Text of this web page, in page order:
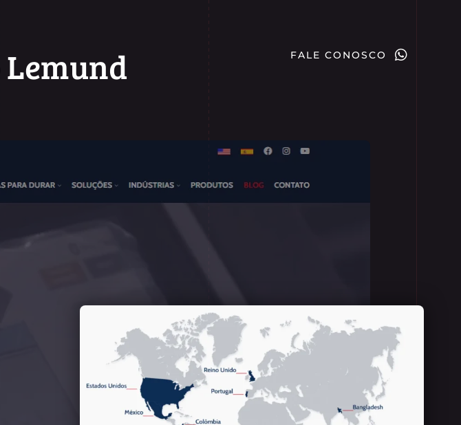
FALE CONOSCO